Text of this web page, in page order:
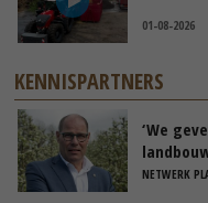
01-08-2026
KENNISPARTNERS
‘We
NETWERK